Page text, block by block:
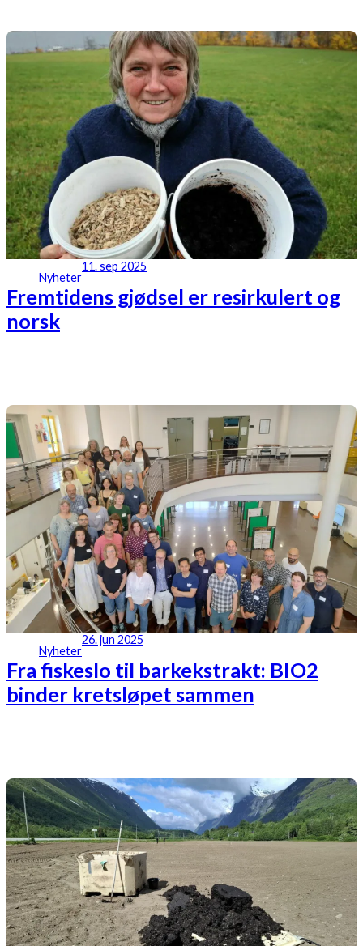
Nyheter
11. sep 2025
Fremtidens gjødsel er resirkulert og
norsk
Nyheter
26. jun 2025
Fra fiskeslo til barkekstrakt: BIO2
binder kretsløpet sammen